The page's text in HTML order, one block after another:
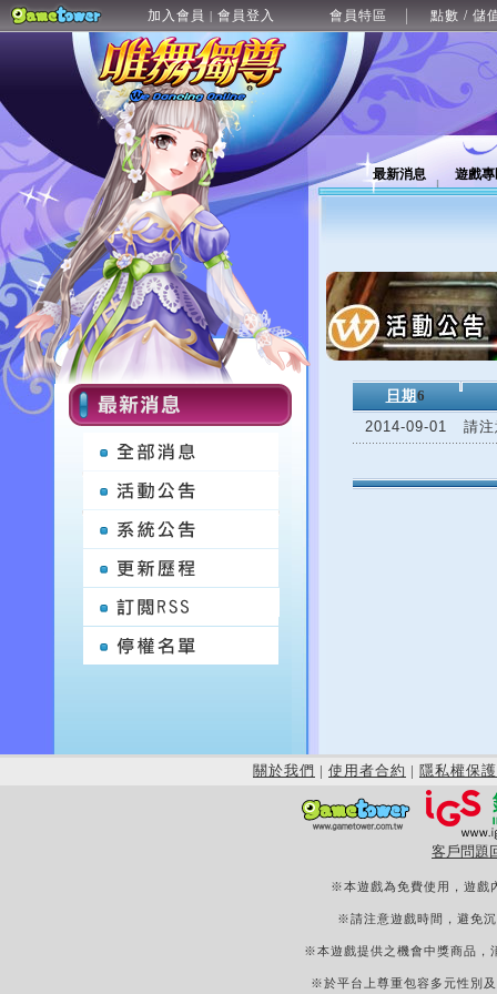
加入會員 | 會員登入 會員特區 點數 / 儲
最新消息 遊戲
日期 6
2014-09-01
請
關於我們 | 使用者合約 | 隱私權保護
客戶問題
※本遊戲為免費使用，遊戲
※請注意遊戲時間，避免
※本遊戲提供之機會中獎商品，
※於平台上尊重包容多元性別